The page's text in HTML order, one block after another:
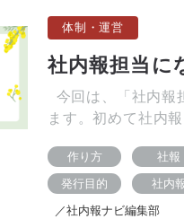
体制・運営
社内報担当
今回は、「社内報
ます。初めて社内
作り方 社報
発行目的
社内
／社内報ナビ編集部